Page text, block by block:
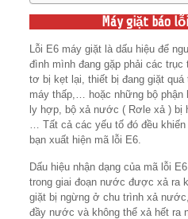
Máy giặt báo
Lỗi E6 máy giặt là dấu hiệu để
đình mình đang gặp phải các
tơ bị kẹt lại, thiết bị đang giặt
máy thấp,… hoặc những bộ phận
ly hợp, bộ xả nước ( Rơle xả ) bị
… Tất cả các yếu tố đó đều
bạn xuất hiện mã lỗi E6.
Dấu hiệu nhận dạng của mã lỗi
trong giai đoạn nước được xả ra
giặt bị ngừng ở chu trình xả
đầy nước và không thể xả hết ra